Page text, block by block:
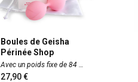
Boules de Geisha
Périnée Shop
Avec un poids fixe de 84
27,90